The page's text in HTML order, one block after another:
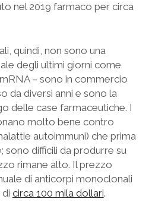
nel 2019 farmaco per circa
quindi, non sono una
degli ultimi giorni come
– sono in commercio
da diversi anni e sono la
delle case farmaceutiche. I
molto bene contro
autoimmuni) che prima
sono difficili da produrre su
rimane alto. Il prezzo
di anticorpi monoclonali
circa 100 mila dollari.